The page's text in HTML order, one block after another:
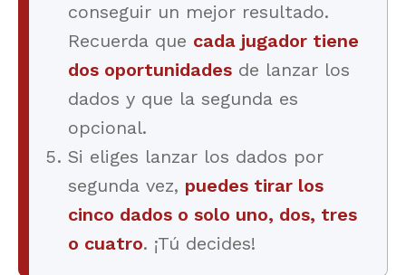
conseguir un mejor resultado.
Recuerda que cada jugador tiene
dos oportunidades de lanzar los
dados y que la segunda es
opcional.
Si eliges lanzar los dados por
segunda vez, puedes tirar los
cinco dados o solo uno, dos, tres
o cuatro. ¡Tú decides!